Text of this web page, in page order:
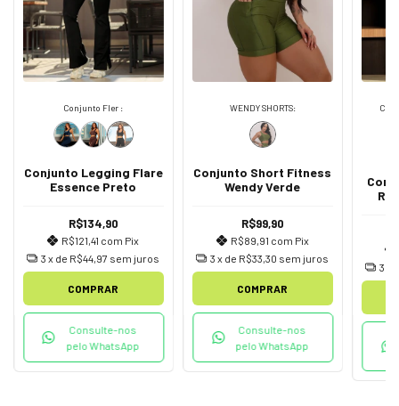
Conjunto Fler :
Conjunto Legging Flare
Essence Preto
R$134,90
R$121,41 com Pix
3 x de R$44,97 sem juros
COMPRAR
Consulte-nos
pelo WhatsApp
WENDY SHORTS:
Conjunto Short Fitness
Wendy Verde
R$99,90
R$89,91 com Pix
3 x de R$33,30 sem juros
COMPRAR
Consulte-nos
pelo WhatsApp
3